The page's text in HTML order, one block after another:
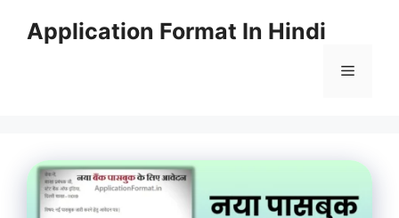
Application Format In Hindi
Menu